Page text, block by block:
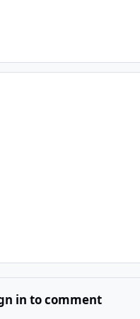
in to comment